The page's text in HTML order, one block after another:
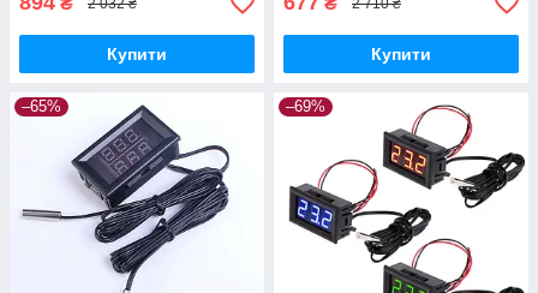
Купити Купити
–65% –69%